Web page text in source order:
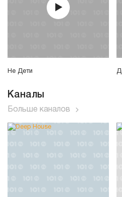
Не Дети
Каналы
Больше каналов